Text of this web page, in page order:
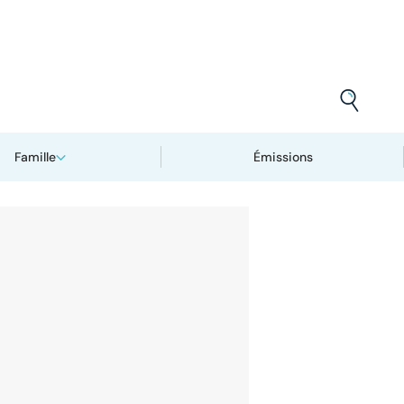
Famille Émissions